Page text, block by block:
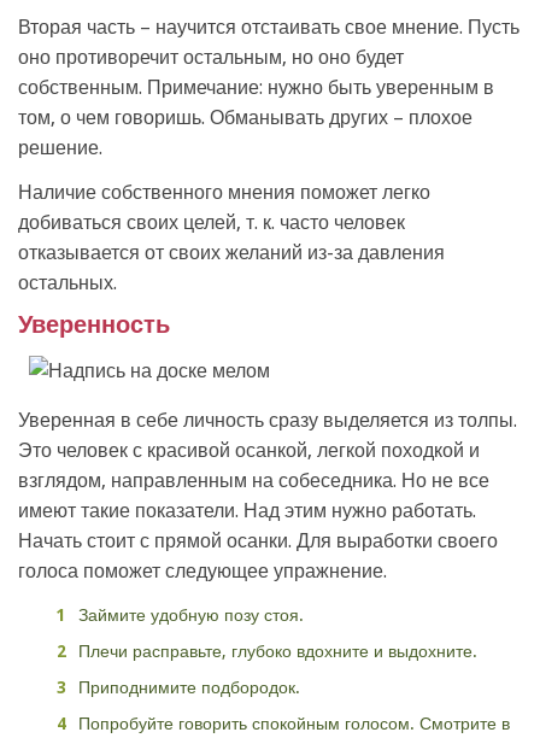
Вторая часть – научится отстаивать свое мнение. Пусть
оно противоречит остальным, но оно будет
собственным. Примечание: нужно быть уверенным в
том, о чем говоришь. Обманывать других – плохое
решение.
Наличие собственного мнения поможет легко
добиваться своих целей, т. к. часто человек
отказывается от своих желаний из-за давления
остальных.
Уверенность
Уверенная в себе личность сразу выделяется из толпы.
Это человек с красивой осанкой, легкой походкой и
взглядом, направленным на собеседника. Но не все
имеют такие показатели. Над этим нужно работать.
Начать стоит с прямой осанки. Для выработки своего
голоса поможет следующее упражнение.
Займите удобную позу стоя.
Плечи расправьте, глубоко вдохните и выдохните.
Приподнимите подбородок.
Попробуйте говорить спокойным голосом. Смотрите в